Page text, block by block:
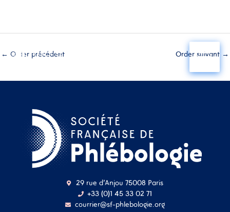
← Order précédent Order suivant →
29 rue d'Anjou 75008 Paris
+33 (0)1 45 33 02 71
courrier@sf-phlebologie.org